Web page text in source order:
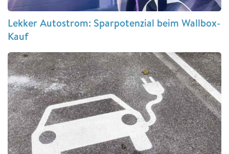
Lekker Autostrom: Sparpotenzial beim Wallbox-
Kauf